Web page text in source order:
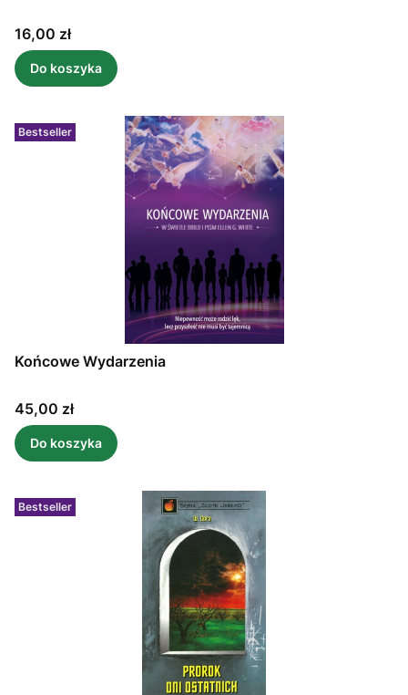
Cena
16,00 zł
Do koszyka
Bestseller
Końcowe Wydarzenia
Cena
45,00 zł
Do koszyka
Bestseller